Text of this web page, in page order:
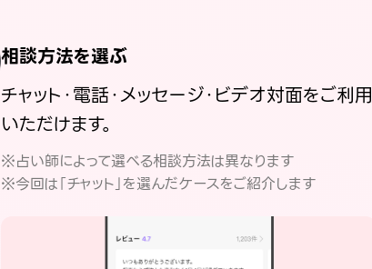
相談方法を選ぶ
チャット・電話・メッセージ・ビデオ対面をご利用
いただけます。
※占い師によって選べる相談方法は異なります
※今回は「チャット」を選んだケースをご紹介します